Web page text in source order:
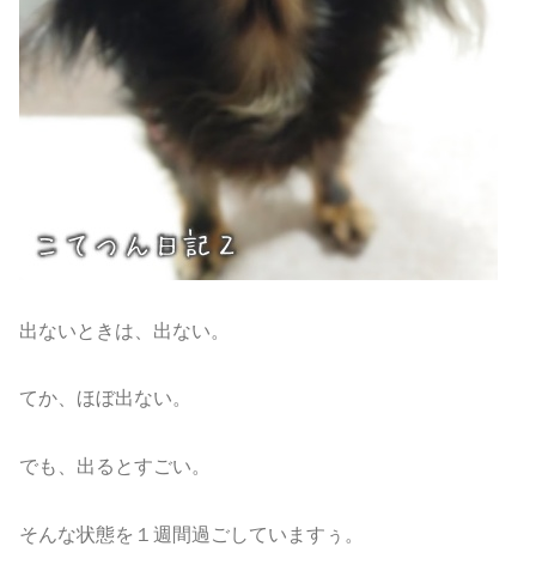
出ないときは、出ない。
てか、ほぼ出ない。
でも、出るとすごい。
そんな状態を１週間過ごしていますぅ。